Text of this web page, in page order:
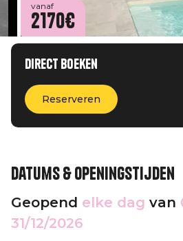
vanaf
2170€
Direct boeken
Reserveren
Datums & openingstijden
Geopend elke dag van
31/12/2026